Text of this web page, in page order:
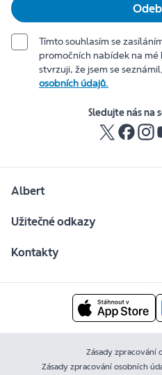
Tímto souhlasím se
promočních nabídek na
stvrzuji, že jsem se
osobních údajů.
Sledujte nás na
Albert
Užitečné odkazy
Kontakty
Zásady zpracování
Zásady zpracování osobních